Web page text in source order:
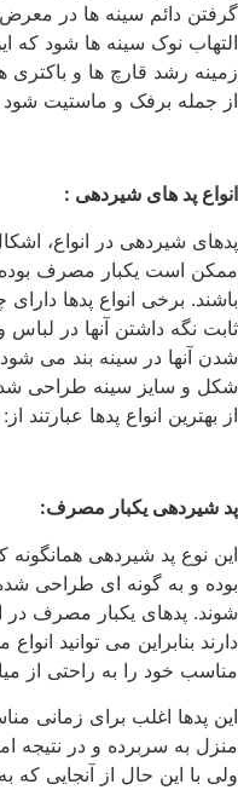
گرفتن دائم سینه ها در
التهاب نوک سینه ها شود که
زمینه رشد قارچ ها و باکتری
از جمله برفک و ماستیت شود
انواع پد های شیردهی :
پدهای شیردهی در انواع،
ممکن است یکبار مصرف
باشند. برخی انواع پدها
ثابت نگه داشتن آنها در
شدن آنها در سینه بند می شود
شکل و سایز سینه طراحی
از بهترین انواع پدها عبارتند از:
پد شیردهی یکبار مصرف:
این نوع پد شیردهی
بوده و به گونه ای طراحی شده
شوند. پدهای یکبار مصرف
دارند بنابراین می توانید انواع
مناسب خود را به راحتی از
این پدها اغلب برای زمانی
منزل به سربرده و در نتیجه
ولی با این حال از آنجایی که